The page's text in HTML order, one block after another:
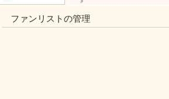
ファンリストの管理